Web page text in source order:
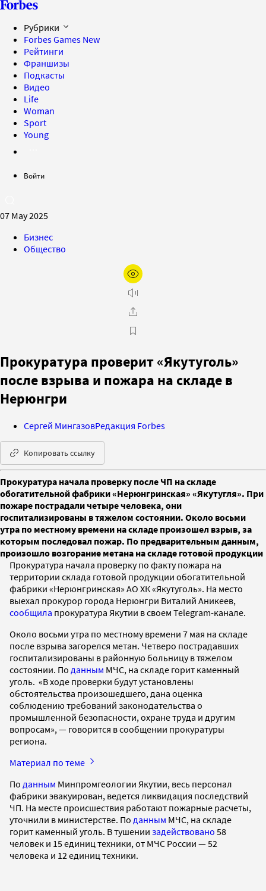
Рубрики
Forbes Games New
Рейтинги
Франшизы
Подкасты
Видео
Life
Woman
Sport
Young
Войти
07 May 2025
Бизнес
Общество
Прокуратура проверит «Якутуголь»
после взрыва и пожара на складе в
Нерюнгри
Сергей МингазовРедакция Forbes
Копировать ссылку
Прокуратура начала проверку после ЧП на складе
обогатительной фабрики «Нерюнгринская» «Якутугля». При
пожаре пострадали четыре человека, они
госпитализированы в тяжелом состоянии. Около восьми
утра по местному времени на складе произошел взрыв, за
которым последовал пожар. По предварительным данным,
произошло возгорание метана на складе готовой продукции
Прокуратура начала проверку по факту пожара на
территории склада готовой продукции обогатительной
фабрики «Нерюнгринская» АО ХК «Якутуголь». На место
выехал прокурор города Нерюнгри Виталий Аникеев,
сообщила прокуратура Якутии в своем Telegram-канале.
Около восьми утра по местному времени 7 мая на складе
после взрыва загорелся метан. Четверо пострадавших
госпитализированы в районную больницу в тяжелом
состоянии. По данным МЧС, на складе горит каменный
уголь. «В ходе проверки будут установлены
обстоятельства произошедшего, дана оценка
соблюдению требований законодательства о
промышленной безопасности, охране труда и другим
вопросам», — говорится в сообщении прокуратуры
региона.
Материал по теме
По данным Минпромгеологии Якутии, весь персонал
фабрики эвакуирован, ведется ликвидация последствий
ЧП. На месте происшествия работают пожарные расчеты,
уточнили в министерстве. По данным МЧС, на складе
горит каменный уголь. В тушении задействовано 58
человек и 15 единиц техники, от МЧС России — 52
человека и 12 единиц техники.